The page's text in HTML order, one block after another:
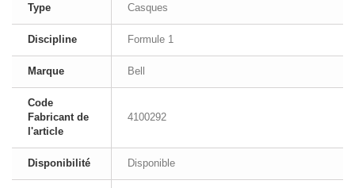
Type Casques
Discipline Formule 1
Marque Bell
Code
Fabricant de
l'article
4100292
Disponibilité Disponible